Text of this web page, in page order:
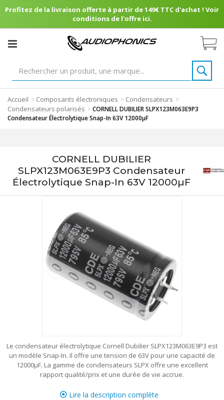
Profitez de la livraison offerte à partir de 149€ TTC d'achat ! Voir
conditions de l'offre ici.
Accueil > Composants électroniques > Condensateurs >
Condensateurs polarisés >CORNELL DUBILIER SLPX123M063E9P3
Condensateur Électrolytique Snap-In 63V 12000µF
CORNELL DUBILIER
SLPX123M063E9P3 Condensateur
Électrolytique Snap-In 63V 12000µF
Le condensateur électrolytique Cornell Dubilier SLPX123M063E9P3 est
un modèle Snap-In. Il offre une tension de 63V pour une capacité de
12000µF. La gamme de condensateurs SLPX offre une excellent
rapport qualité/prix et une durée de vie accrue.
Lire la description complète